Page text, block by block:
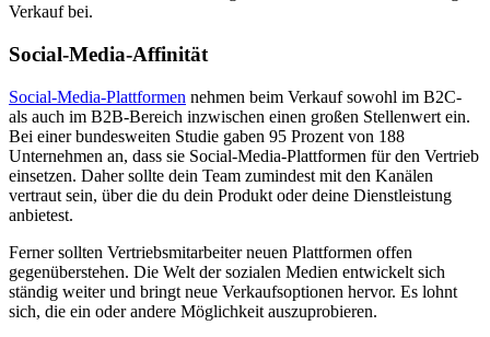
Verkauf bei.
Social-Media-Affinität
Social-Media-Plattformen nehmen beim Verkauf sowohl im B2C-
als auch im B2B-Bereich inzwischen einen großen Stellenwert ein.
Bei einer bundesweiten Studie gaben 95 Prozent von 188
Unternehmen an, dass sie Social-Media-Plattformen für den Vertrieb
einsetzen. Daher sollte dein Team zumindest mit den Kanälen
vertraut sein, über die du dein Produkt oder deine Dienstleistung
anbietest.
Ferner sollten Vertriebsmitarbeiter neuen Plattformen offen
gegenüberstehen. Die Welt der sozialen Medien entwickelt sich
ständig weiter und bringt neue Verkaufsoptionen hervor. Es lohnt
sich, die ein oder andere Möglichkeit auszuprobieren.